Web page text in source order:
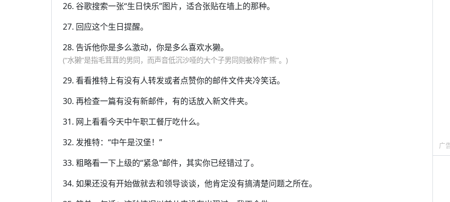
26. 谷歌搜索一张“生日快乐”图片，适合张贴在墙上的那种。
27. 回应这个生日提醒。
28. 告诉他你是多么激动，你是多么喜欢水獭。
(“水獭”是指毛茸茸的男同，而声音低沉沙哑的大个子男同则被称作“熊”。)
29. 看看推特上有没有人转发或者点赞你的邮件文件夹冷笑话。
30. 再检查一篇有没有新邮件，有的话放入新文件夹。
31. 网上看看今天中午职工餐厅吃什么。
32. 发推特：“中午是汉堡！”
33. 粗略看一下上级的“紧急”邮件，其实你已经错过了。
34. 如果还没有开始做就去和领导谈谈，他肯定没有搞清楚问题之所在。
广